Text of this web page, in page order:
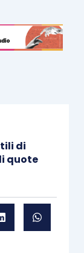
di
quote